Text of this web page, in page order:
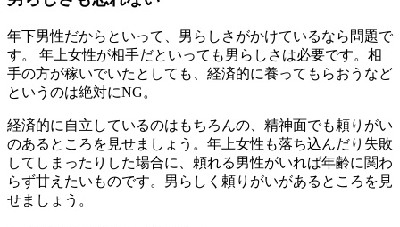
年下男性だからといって、男らしさがかけているなら問題で
す。 年上女性が相手だといっても男らしさは必要です。相
手の方が稼いでいたとしても、経済的に養ってもらおうなど
というのは絶対にNG。
経済的に自立しているのはもちろんの、精神面でも頼りがい
のあるところを見せましょう。年上女性も落ち込んだり失敗
してしまったりした場合に、頼れる男性がいれば年齢に関わ
らず甘えたいものです。男らしく頼りがいがあるところを見
せましょう。